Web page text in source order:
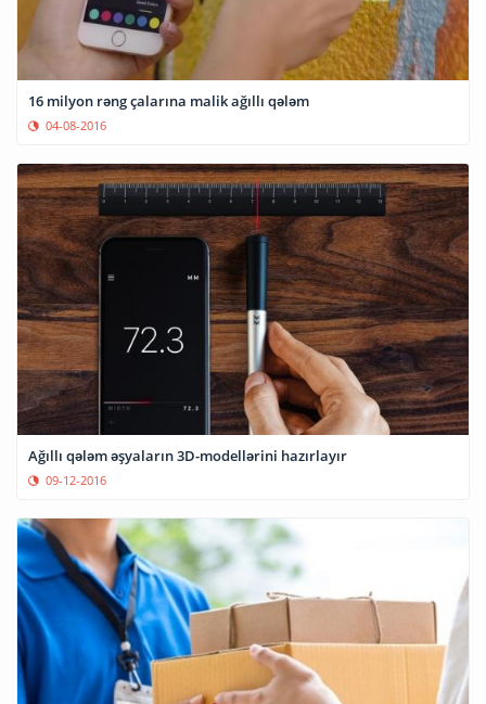
16 milyon rəng çalarına malik ağıllı qələm
04-08-2016
Ağıllı qələm əşyaların 3D-modellərini hazırlayır
09-12-2016